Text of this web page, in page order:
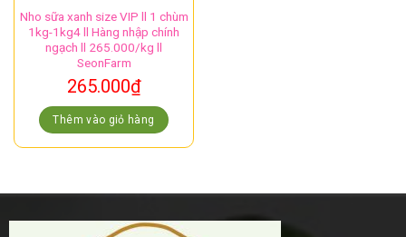
Nho sữa xanh size VIP ll 1 chùm
1kg-1kg4 ll Hàng nhập chính
ngạch ll 265.000/kg ll
SeonFarm
265.000₫
Thêm vào giỏ hàng